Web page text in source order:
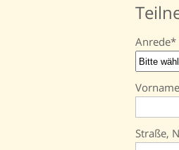
Anrede
Vorname
Straße,